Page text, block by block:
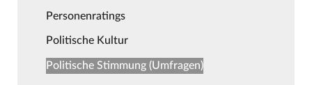
Personenratings
Politische Kultur
Politische Stimmung (Umfragen)